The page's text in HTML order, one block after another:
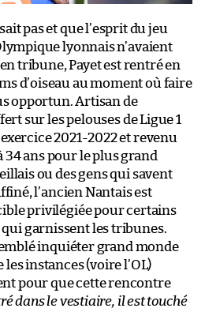
pas et que l’esprit du jeu
lyonnais n’avaient
en tribune, Payet est rentré en
d’oiseau au moment où faire
opportun. Artisan de
sur les pelouses de Ligue 1
2021-2022 et revenu
34 ans pour le plus grand
ou des gens qui savent
l’ancien Nantais est
privilégiée pour certains
garnissent les tribunes.
inquiéter grand monde
instances (voire l’OL)
pour que cette rencontre
dans le vestiaire, il est touché